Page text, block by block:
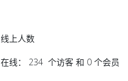
线上人数
在线： 234 个访客 和 0 个会员